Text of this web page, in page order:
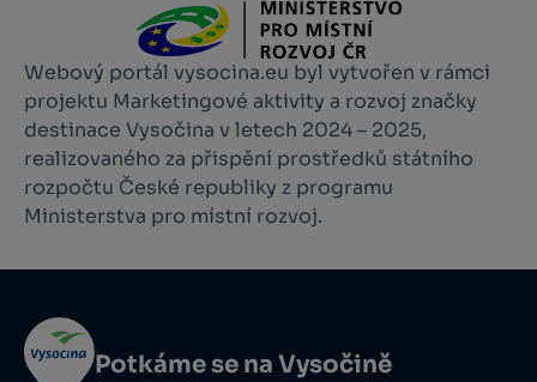
Webový portál vysocina.eu byl vytvořen v rámci
projektu Marketingové aktivity a rozvoj značky
destinace Vysočina v letech 2024 – 2025,
realizovaného za přispění prostředků státního
rozpočtu České republiky z programu
Ministerstva pro místní rozvoj.
Potkáme se na Vysočině